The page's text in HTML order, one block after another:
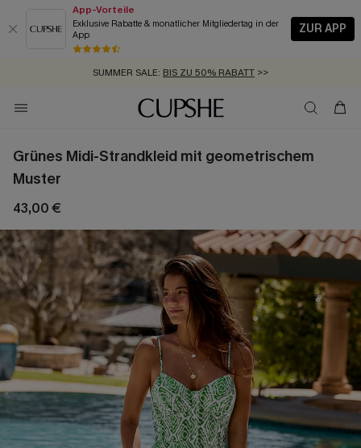
App-Vorteile
Exklusive Rabatte & monatlicher Mitgliedertag in der
App
ZUR APP
GRATIS MASSBAND MIT JEDEM SCHNELLVERSAND-ARTIKEL >>
SUMMER SALE: BIS ZU 50% RABATT >>
ZUM NEWSLETTER:BIS ZU -20% EXTRA ERHALTEN
KOSTENLOSER VERSAND AB 89 €
Grünes Midi-Strandkleid mit geometrischem
Muster
43,00 €